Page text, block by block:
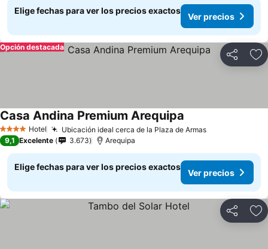
Elige fechas para ver los precios exactos
Ver precios
Compartir
Opción destacada
4 EstrellasHotel Ubicación ideal cerca de la Plaza de Armas
Casa Andina Premium Arequipa
9,1 Excelente 3.673 Arequipa
Elige fechas para ver los precios exactos
Ver precios
Compartir